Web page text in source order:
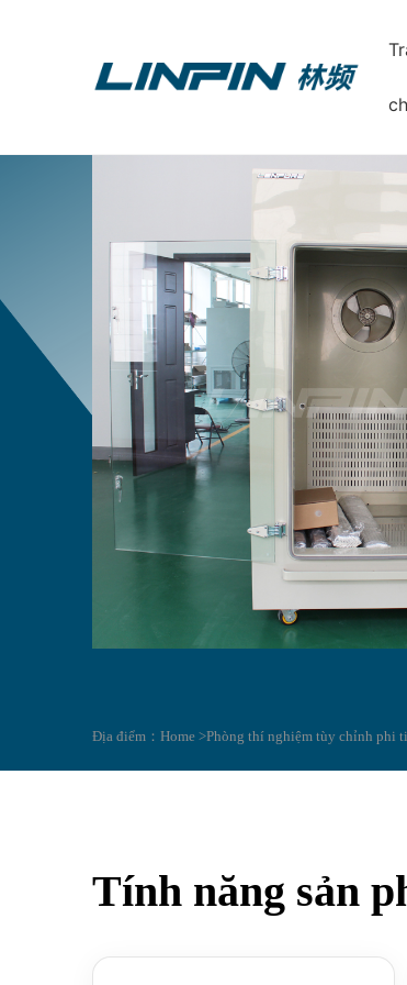
Địa điểm： Home >Phòng thí nghiệm tùy chỉnh phi
Tính năng sản